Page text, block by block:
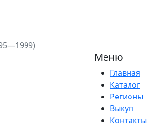
Меню
Главная
Каталог
Регионы
Выкуп
Контакты